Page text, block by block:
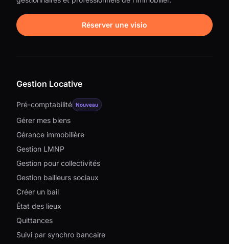
Réserver une visio
Gestion Locative
Pré-comptabilité Nouveau
Gérer mes biens
Gérance immobilière
Gestion LMNP
Gestion pour collectivités
Gestion bailleurs sociaux
Créer un bail
État des lieux
Quittances
Suivi par synchro bancaire